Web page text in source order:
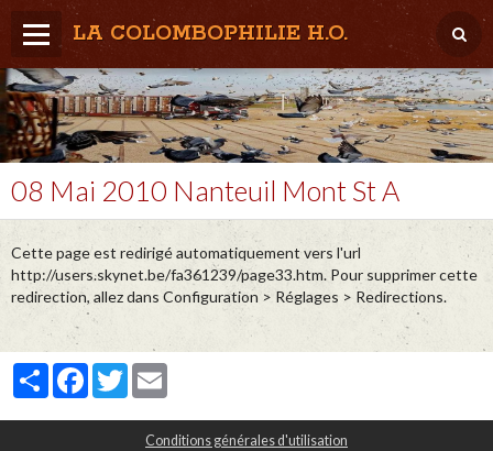
LA COLOMBOPHILIE H.O.
Home
Météo / Het weer
Lâcher / Los
Result. clubs, Provincial, (Inter)National
RFCB / KBDB
08 Mai 2010 Nanteuil Mont St A
Cette page est redirigé automatiquement vers l'url
http://users.skynet.be/fa361239/page33.htm. Pour supprimer cette
redirection, allez dans Configuration > Réglages > Redirections.
PartagerFacebook
Twitter
Conditions générales d'utilisation